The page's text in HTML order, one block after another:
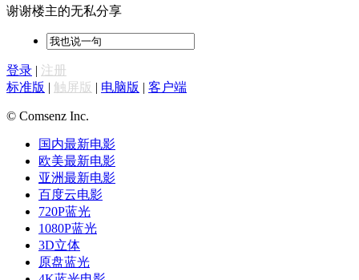
谢谢楼主的无私分享
登录 | 注册
标准版 | 触屏版 | 电脑版 | 客户端
© Comsenz Inc.
国内最新电影
欧美最新电影
亚洲最新电影
百度云电影
720P蓝光
1080P蓝光
3D立体
原盘蓝光